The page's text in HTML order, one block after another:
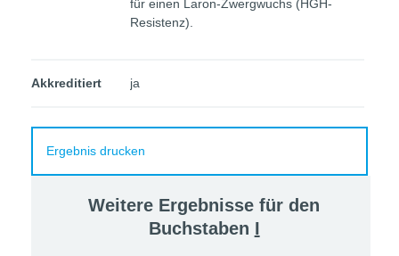
für einen Laron-Zwergwuchs (HGH-
Resistenz).
Akkreditiert ja
Ergebnis drucken
Weitere Ergebnisse für den
Buchstaben I